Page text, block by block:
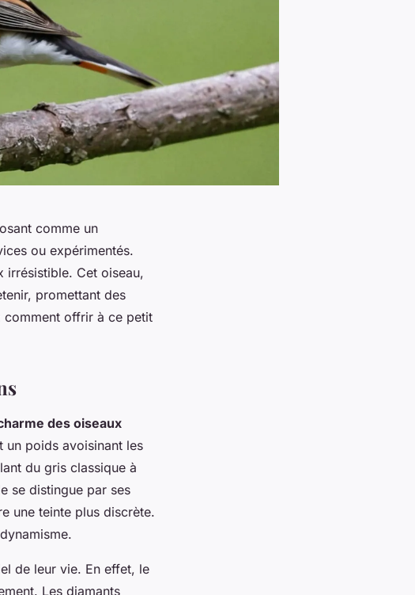
comme un
ou expérimentés.
irrésistible. Cet oiseau,
promettant des
comment offrir à ce petit
des oiseaux
un poids avoisinant les
du gris classique à
se distingue par ses
une teinte plus discrète.
de leur vie. En effet, le
Les diamants